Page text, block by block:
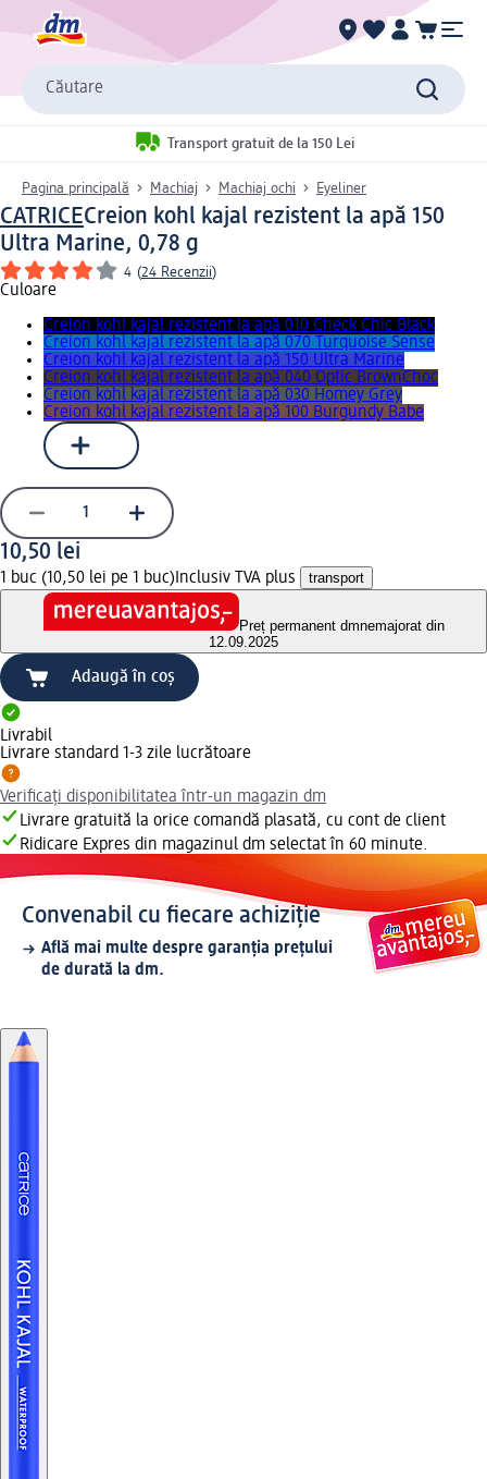
Căutare
Transport gratuit de la 150 Lei
Pagina principală Machiaj Machiaj ochi Eyeliner
CATRICECreion kohl kajal rezistent la apă 150
Ultra Marine, 0,78 g
4 (24 Recenzii)
Culoare
Creion kohl kajal rezistent la apă 010 Check Chic Black
Creion kohl kajal rezistent la apă 070 Turquoise Sense
Creion kohl kajal rezistent la apă 150 Ultra Marine
Creion kohl kajal rezistent la apă 040 Optic BrownChoc
Creion kohl kajal rezistent la apă 030 Homey Grey
Creion kohl kajal rezistent la apă 100 Burgundy Babe
10,50 lei
1 buc (10,50 lei pe 1 buc) Inclusiv TVA plus transport
Preț permanent dmnemajorat din
12.09.2025
Adaugă în coș
Livrabil
Livrare standard 1-3 zile lucrătoare
Verificați disponibilitatea într-un magazin dm
Livrare gratuită la orice comandă plasată, cu cont de client
Ridicare Expres din magazinul dm selectat în 60 minute.
Convenabil cu fiecare achiziție
Află mai multe despre garanția prețului
de durată la dm.